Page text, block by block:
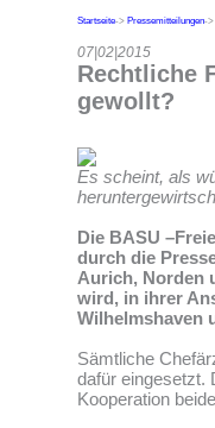
Startseite-> Pressemitteilungen->
07|02|2015
Rechtliche
gewollt?
Es scheint, als
Die BASU
durch die
Aurich, Norden
wird, in ihrer
Wilhelmshaven
Sämtliche
dafür eingesetzt.
Kooperation